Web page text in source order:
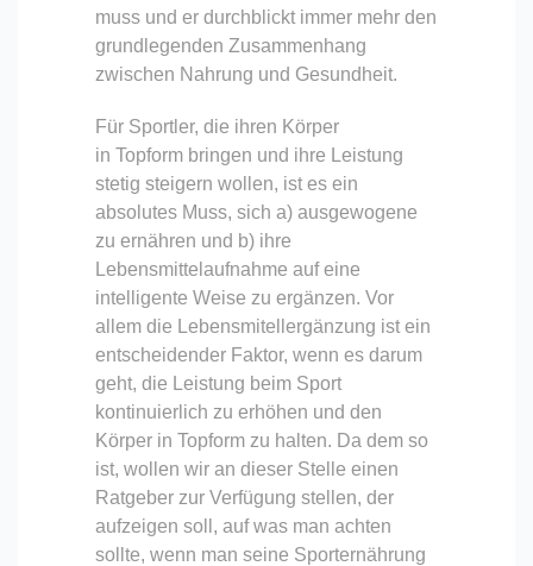
muss und er durchblickt immer mehr den
grundlegenden Zusammenhang
zwischen Nahrung und Gesundheit.
Für Sportler, die ihren Körper
in Topform bringen und ihre Leistung
stetig steigern wollen, ist es ein
absolutes Muss, sich a) ausgewogene
zu ernähren und b) ihre
Lebensmittelaufnahme auf eine
intelligente Weise zu ergänzen. Vor
allem die Lebensmitellergänzung ist ein
entscheidender Faktor, wenn es darum
geht, die Leistung beim Sport
kontinuierlich zu erhöhen und den
Körper in Topform zu halten. Da dem so
ist, wollen wir an dieser Stelle einen
Ratgeber zur Verfügung stellen, der
aufzeigen soll, auf was man achten
sollte, wenn man seine Sporternährung